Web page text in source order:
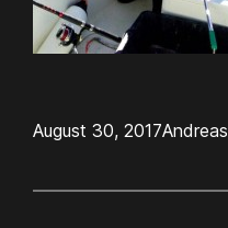
August 30, 2017Andreas